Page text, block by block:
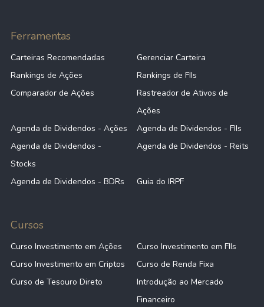
Ferramentas
Carteiras Recomendadas
Gerenciar Carteira
Rankings de Ações
Rankings de FIIs
Comparador de Ações
Rastreador de Ativos de
Ações
Agenda de Dividendos - Ações
Agenda de Dividendos - FIIs
Agenda de Dividendos -
Stocks
Agenda de Dividendos - Reits
Agenda de Dividendos - BDRs Guia do IRPF
Cursos
Curso Investimento em Ações
Curso Investimento em FIIs
Curso Investimento em Criptos
Curso de Renda Fixa
Curso de Tesouro Direto
Introdução ao Mercado
Financeiro